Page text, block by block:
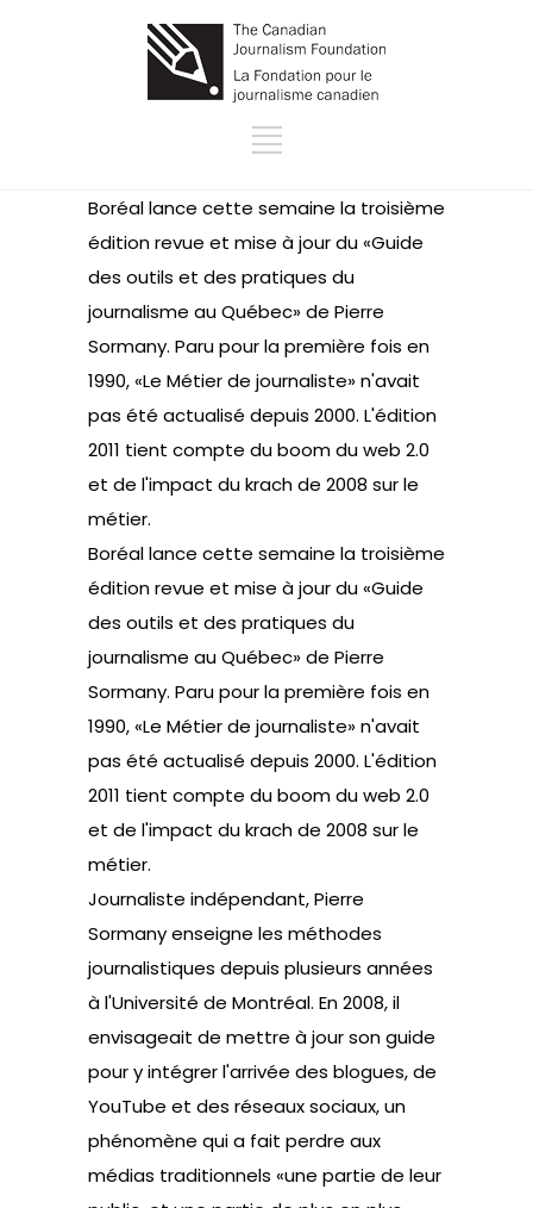
Boréal lance cette semaine la troisième
édition revue et mise à jour du «Guide
des outils et des pratiques du
journalisme au Québec» de Pierre
Sormany. Paru pour la première fois en
1990, «Le Métier de journaliste» n'avait
pas été actualisé depuis 2000. L'édition
2011 tient compte du boom du web 2.0
et de l'impact du krach de 2008 sur le
métier.
Boréal lance cette semaine la troisième
édition revue et mise à jour du «Guide
des outils et des pratiques du
journalisme au Québec» de Pierre
Sormany. Paru pour la première fois en
1990, «Le Métier de journaliste» n'avait
pas été actualisé depuis 2000. L'édition
2011 tient compte du boom du web 2.0
et de l'impact du krach de 2008 sur le
métier.
Journaliste indépendant, Pierre
Sormany enseigne les méthodes
journalistiques depuis plusieurs années
à l'Université de Montréal. En 2008, il
envisageait de mettre à jour son guide
pour y intégrer l'arrivée des blogues, de
YouTube et des réseaux sociaux, un
phénomène qui a fait perdre aux
médias traditionnels «une partie de leur